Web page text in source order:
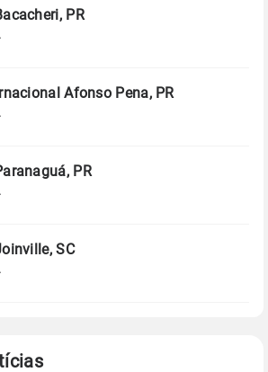
Climáticos (CPTEC).
informações sobre os dados
PR
Afonso Pena, PR
PR
SC